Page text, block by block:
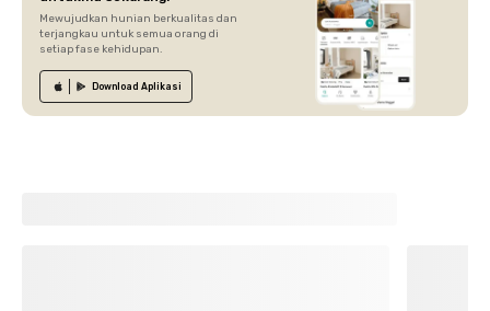
Mewujudkan hunian berkualitas dan
terjangkau untuk semua orang di
setiap fase kehidupan.
Download Aplikasi